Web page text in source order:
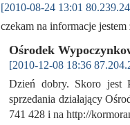
[2010-08-24 13:01
czekam na informacje
Ośrodek
[2010-12-08 18:36
Dzień dobry. Skoro jest
sprzedania działający
741 428 i na http://